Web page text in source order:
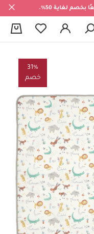
لغاية 50%.
31%
خصم